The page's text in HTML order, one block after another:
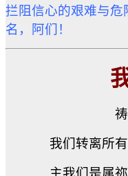
拦阻信心的艰难与
名，阿们！
我们转离所
主我们是属